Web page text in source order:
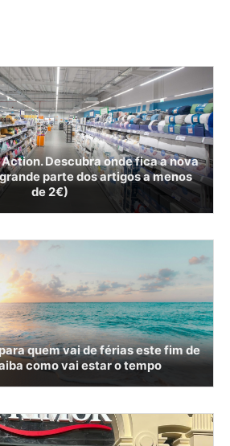
Descubra onde fica a nova
parte dos artigos a menos
de 2€)
quem vai de férias este fim de
como vai estar o tempo